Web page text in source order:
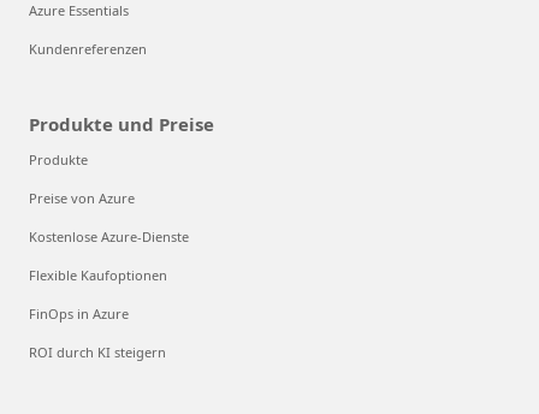
Azure Essentials
Kundenreferenzen
Produkte und Preise
Produkte
Preise von Azure
Kostenlose Azure-Dienste
Flexible Kaufoptionen
FinOps in Azure
ROI durch KI steigern